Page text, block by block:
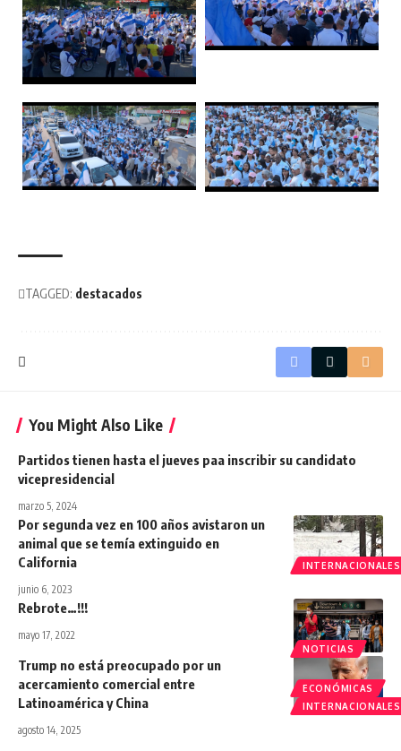
TAGGED: destacados
You Might Also Like
Partidos tienen hasta el jueves paa inscribir su candidato
vicepresidencial
marzo 5, 2024
INTERNACIONALES
Por segunda vez en 100 años avistaron un
animal que se temía extinguido en
California
junio 6, 2023
NOTICIAS
Rebrote…!!!
mayo 17, 2022
ECONÓMICAS
INTERNACIONALES
Trump no está preocupado por un
acercamiento comercial entre
Latinoamérica y China
agosto 14, 2025